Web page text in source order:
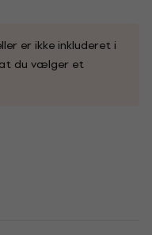
er ikke inkluderet i
du vælger et